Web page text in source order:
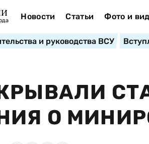
Новости Статьи Фото и
и руководства ВСУ
О